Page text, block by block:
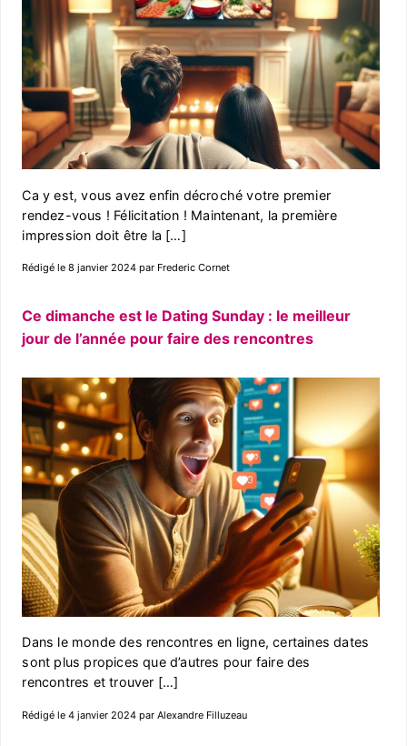
Ca y est, vous avez enfin décroché votre premier
rendez-vous ! Félicitation ! Maintenant, la première
impression doit être la […]
Rédigé le 8 janvier 2024 par Frederic Cornet
Ce dimanche est le Dating Sunday : le meilleur
jour de l’année pour faire des rencontres
Dans le monde des rencontres en ligne, certaines dates
sont plus propices que d’autres pour faire des
rencontres et trouver […]
Rédigé le 4 janvier 2024 par Alexandre Filluzeau